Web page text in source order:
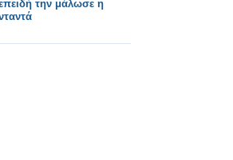
την μάλωσε η